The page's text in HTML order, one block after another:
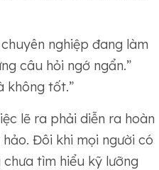
nghiệp đang làm
câu hỏi ngớ ngẩn.”
không tốt.”
lẽ ra phải diễn ra hoàn
Đôi khi mọi người có
tìm hiểu kỹ lưỡng